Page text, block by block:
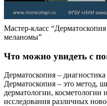
Мастер-класс
меланомы”
Что можно увидеть с
Дерматоскопия –
Дерматоскопия – это метод,
дерматологии, косметологии
исследования различных